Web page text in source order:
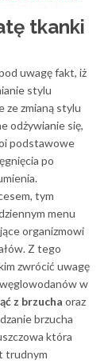
tkanki
uwagę fakt, iż
stylu
ze zmianą stylu
odżywianie się,
podstawowe
po
tym
menu
organizmowi
Z tego
zwrócić uwagę
w
z brzucha oraz
brzucha
która
trudnym